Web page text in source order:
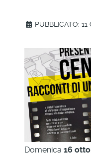
PUBBLICATO:
Domenica 16